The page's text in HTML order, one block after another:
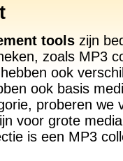
tools zijn
zoals MP3
ook
ook basis
proberen we
voor grote
is een MP3